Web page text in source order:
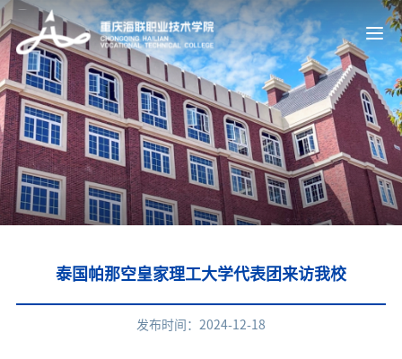
泰国帕那空皇家理工大学代表团来访我校
发布时间：2024-12-18